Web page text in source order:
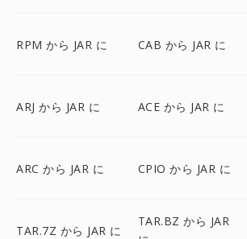
RPM から JAR に CAB から JAR に
ARJ から JAR に ACE から JAR に
ARC から JAR に CPIO から JAR に
TAR.7Z から JAR に
TAR.BZ から JAR